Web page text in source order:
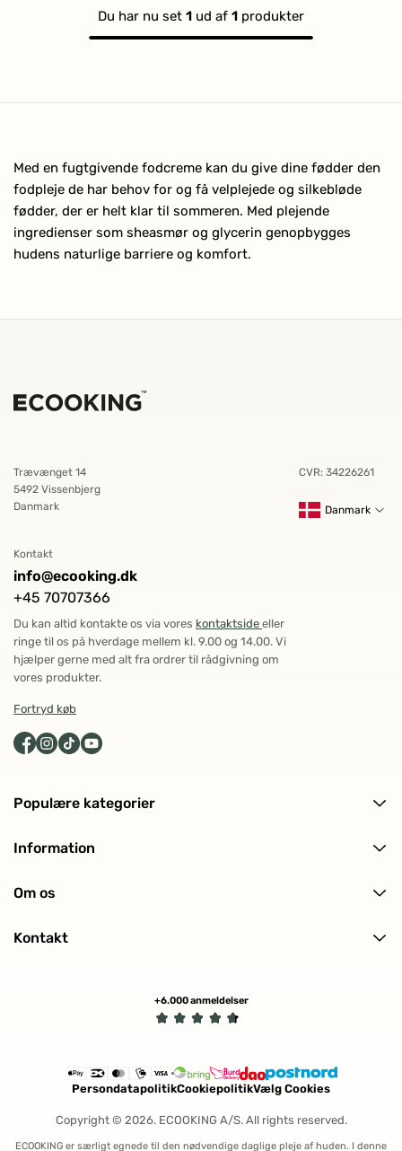
Du har nu set 1 ud af 1 produkter
Med en fugtgivende fodcreme kan du give dine fødder den
fodpleje de har behov for og få velplejede og silkebløde
fødder, der er helt klar til sommeren. Med plejende
ingredienser som sheasmør og glycerin genopbygges
hudens naturlige barriere og komfort.
Trævænget 14
5492 Vissenbjerg
Danmark
CVR: 34226261
Danmark
Populære kategorier
Solpleje
Information
Om os
Kontakt
Kontakt
info@ecooking.dk
+45 70707366
Du kan altid kontakte os via vores kontaktside eller
ringe til os på hverdage mellem kl. 9.00 og 14.00. Vi
hjælper gerne med alt fra ordrer til rådgivning om
vores produkter.
Fortryd køb
+6.000 anmeldelser
PersondatapolitikCookiepolitikVælg Cookies
Copyright © 2026. ECOOKING A/S. All rights reserved.
ECOOKING er særligt egnede til den nødvendige daglige pleje af huden. I denne